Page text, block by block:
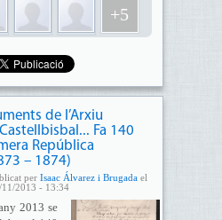
+5
de l’Arxiu
Fa 140
República
– 1874)
per Isaac Álvarez i Brugadael
11/2013 - 13:34
2013 se